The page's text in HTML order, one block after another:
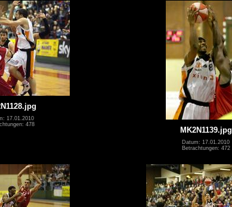
17.01.2010
478
MK2N1139.jpg
Datum: 17.01.2010
Betrachtungen: 472